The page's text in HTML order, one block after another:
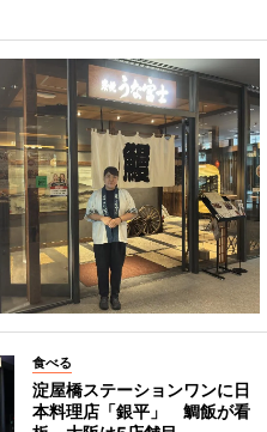
食べる
淀屋橋ステーションワンに日
本料理店「銀平」 鯛飯が看